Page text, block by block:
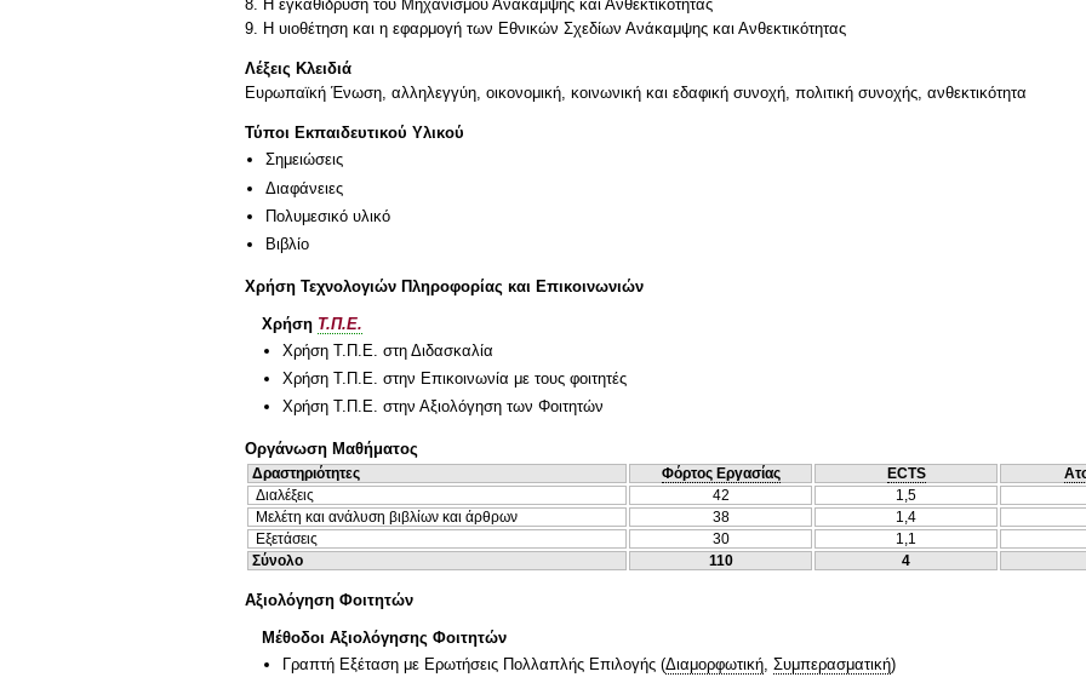
8. H εγκαθίδρυση του Μηχανισμού Ανάκαμψης και Ανθεκτικότητας
9. Η υιοθέτηση και η εφαρμογή των Εθνικών Σχεδίων Ανάκαμψης και Ανθεκτικότητας
Λέξεις Κλειδιά
Ευρωπαϊκή Ένωση, αλληλεγγύη, οικονομική, κοινωνική και εδαφική συνοχή, πολιτική συνοχής, ανθεκτικότητα
Τύποι Εκπαιδευτικού Υλικού
Σημειώσεις
Διαφάνειες
Πολυμεσικό υλικό
Βιβλίο
Χρήση Τεχνολογιών Πληροφορίας και Επικοινωνιών
Χρήση Τ.Π.Ε.
Χρήση Τ.Π.Ε. στη Διδασκαλία
Χρήση Τ.Π.Ε. στην Επικοινωνία με τους φοιτητές
Χρήση Τ.Π.Ε. στην Αξιολόγηση των Φοιτητών
Οργάνωση Μαθήματος
Δραστηριότητες Φόρτος Εργασίας ECTS
Διαλέξεις
42
1,5
Μελέτη και ανάλυση βιβλίων και άρθρων
38
1,4
Εξετάσεις
30
1,1
Σύνολο
110 4
Αξιολόγηση Φοιτητών
Μέθοδοι Αξιολόγησης Φοιτητών
Γραπτή Εξέταση με Ερωτήσεις Πολλαπλής Επιλογής (Διαμορφωτική, Συμπερασματική)